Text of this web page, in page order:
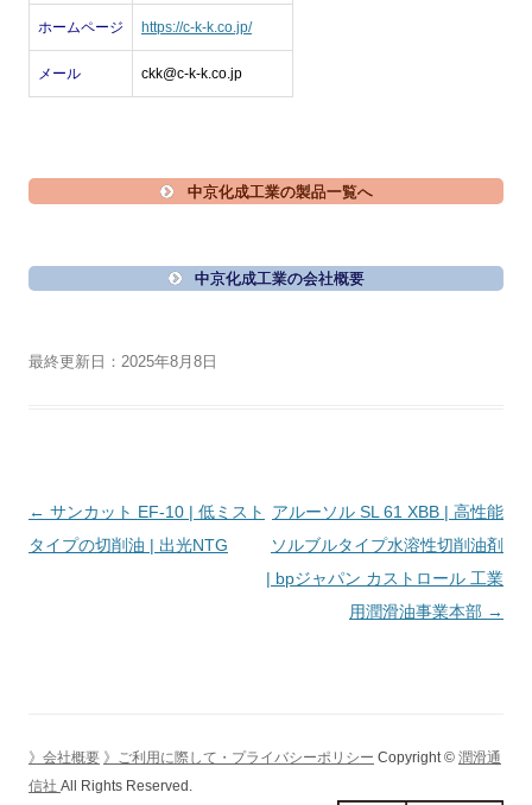
ホームページ https://c-k-k.co.jp/
メール ckk@c-k-k.co.jp
中京化成工業の製品一覧へ
中京化成工業の会社概要
最終更新日：2025年8月8日
投
稿
ン
← サンカット EF-10 | 低ミスト
タイプの切削油 | 出光NTG
アルーソル SL 61 XBB | 高性能
ソルブルタイプ水溶性切削油剤
| bpジャパン カストロール 工業
用潤滑油事業本部 →
》会社概要 》ご利用に際して・プライバシーポリシー Copyright © 潤滑通
信社 All Rights Reserved.